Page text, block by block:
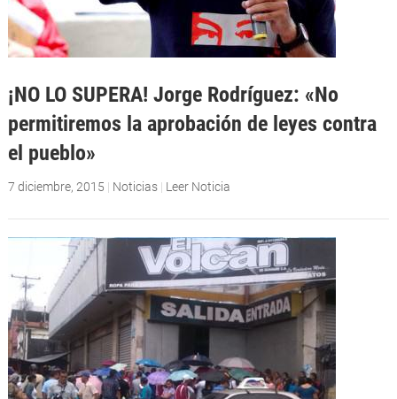
¡NO LO SUPERA! Jorge Rodríguez: «No
permitiremos la aprobación de leyes contra
el pueblo»
7 diciembre, 2015 | Noticias | Leer Noticia